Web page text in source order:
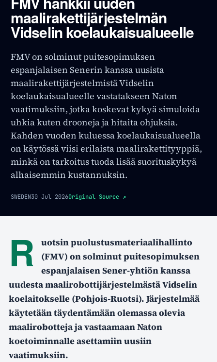
maalirakettijärjestelmän
Vidselin koelaukaisualueelle
FMV on solminut puitesopimuksen
espanjalaisen Senerin kanssa uusista
maalirakettijärjestelmistä Vidselin
koelaukaisualueelle vastatakseen Naton
vaatimuksiin, jotka koskevat kykyä simuloida
uhkia kuten drooneja ja hitaita ohjuksia.
Kahden vuoden kuluessa koelaukaisualueella
on käytössä viisi erilaista maalirakettityyppiä,
minkä on tarkoitus tuoda lisää suorituskykyä
alhaisemmin kustannuksin.
SWEDEN30 Jul 2026Original Source ↗
R
uotsin puolustusmateriaalihallinto
(FMV) on solminut puitesopimuksen
espanjalaisen Sener-yhtiön kanssa
uudesta maalirobottijärjestelmästä Vidselin
koelaitokselle (Pohjois-Ruotsi). Järjestelmää
käytetään täydentämään olemassa olevia
maalirobotteja ja vastaamaan Naton
koetoiminnalle asettamiin uusiin
vaatimuksiin.